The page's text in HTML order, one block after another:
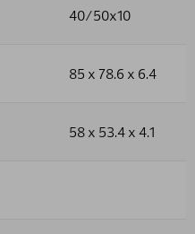
40/50x10
85 x 78.6 x 6.4
58 x 53.4 x 4.1